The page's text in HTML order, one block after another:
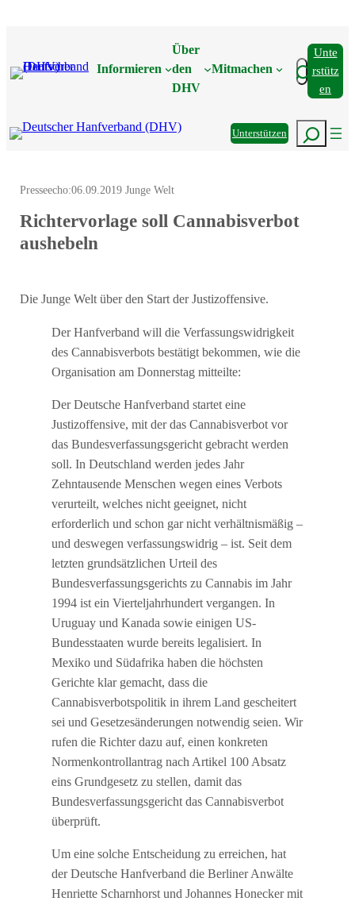
Informieren
Über
den
DHV
Mitmachen Suchen
Unte
Rstütz
En
UnterstützenSuchen
Presseecho:06.09.2019 Junge Welt
Richtervorlage soll Cannabisverbot
aushebeln
Die Junge Welt über den Start der Justizoffensive.
Der Hanfverband will die Verfassungswidrigkeit
des Cannabisverbots bestätigt bekommen, wie die
Organisation am Donnerstag mitteilte:
Der Deutsche Hanfverband startet eine
Justizoffensive, mit der das Cannabisverbot vor
das Bundesverfassungsgericht gebracht werden
soll. In Deutschland werden jedes Jahr
Zehntausende Menschen wegen eines Verbots
verurteilt, welches nicht geeignet, nicht
erforderlich und schon gar nicht verhältnismäßig –
und deswegen verfassungswidrig – ist. Seit dem
letzten grundsätzlichen Urteil des
Bundesverfassungsgerichts zu Cannabis im Jahr
1994 ist ein Vierteljahrhundert vergangen. In
Uruguay und Kanada sowie einigen US-
Bundesstaaten wurde bereits legalisiert. In
Mexiko und Südafrika haben die höchsten
Gerichte klar gemacht, dass die
Cannabisverbotspolitik in ihrem Land gescheitert
sei und Gesetzesänderungen notwendig seien. Wir
rufen die Richter dazu auf, einen konkreten
Normenkontrollantrag nach Artikel 100 Absatz
eins Grundgesetz zu stellen, damit das
Bundesverfassungsgericht das Cannabisverbot
überprüft.
Um eine solche Entscheidung zu erreichen, hat
der Deutsche Hanfverband die Berliner Anwälte
Henriette Scharnhorst und Johannes Honecker mit